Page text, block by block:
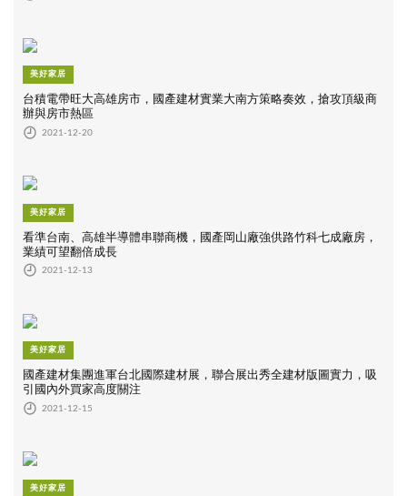
美好家居
台積電帶旺大高雄房市，國產建材實業大南方策略奏效，搶攻頂級商
辦與房市熱區
2021-12-20
美好家居
看準台南、高雄半導體串聯商機，國產岡山廠強供路竹科七成廠房，
業績可望翻倍成長
2021-12-13
美好家居
國產建材集團進軍台北國際建材展，聯合展出秀全建材版圖實力，吸
引國內外買家高度關注
2021-12-15
美好家居